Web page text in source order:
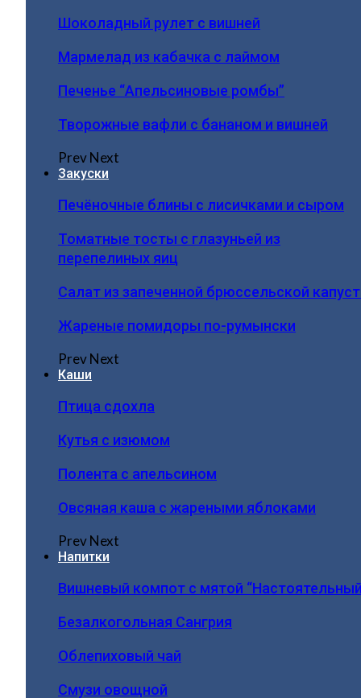
Шоколадный рулет с вишней
Мармелад из кабачка с лаймом
Печенье “Апельсиновые ромбы”
Творожные вафли с бананом и вишней
PrevNext
Закуски
Печёночные блины с лисичками и сыром
Томатные тосты с глазуньей из
перепелиных яиц
Салат из запеченной брюссельской
Жареные помидоры по-румынски
PrevNext
Каши
Птица сдохла
Кутья с изюмом
Полента с апельсином
Овсяная каша с жареными яблоками
PrevNext
Напитки
Вишневый компот с мятой
Безалкогольная Сангрия
Облепиховый чай
Смузи овощной